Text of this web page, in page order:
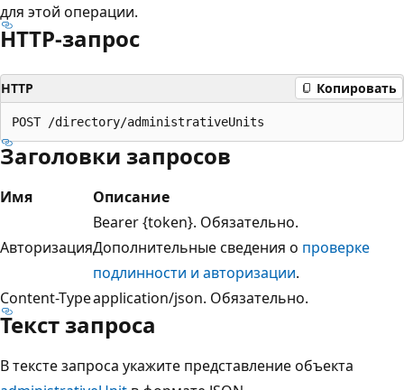
для этой операции.
HTTP-запрос
HTTP Копировать
Заголовки запросов
Имя Описание
Авторизация
Bearer {token}. Обязательно.
Дополнительные сведения о проверке
подлинности и авторизации.
Content-Typeapplication/json. Обязательно.
Текст запроса
В тексте запроса укажите представление объекта